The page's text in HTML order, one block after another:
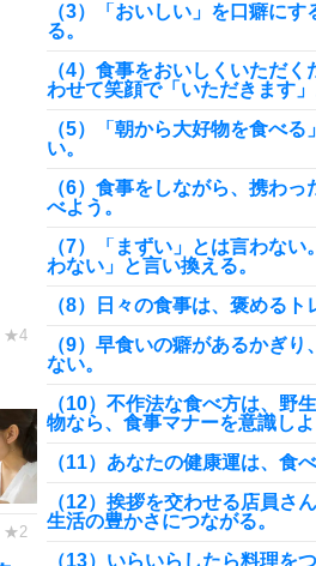
（3）「おいしい」を口癖に
る。
（4）食事をおいしくいただ
わせて笑顔で「いただきます」
（5）「朝から大好物を食べ
い。
（6）食事をしながら、携わ
べよう。
（7）「まずい」とは言わな
わない」と言い換える。
（8）日々の食事は、褒めるト
（9）早食いの癖があるかぎ
ない。
（10）不作法な食べ方は、野
物なら、食事マナーを意識しよ
（11）あなたの健康運は、食
（12）挨拶を交わせる店員さ
生活の豊かさにつながる。
（13）いらいらしたら料理を